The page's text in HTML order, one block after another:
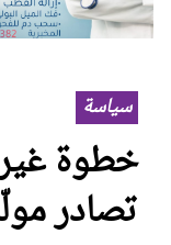
سياسة
خطوة
تصادر